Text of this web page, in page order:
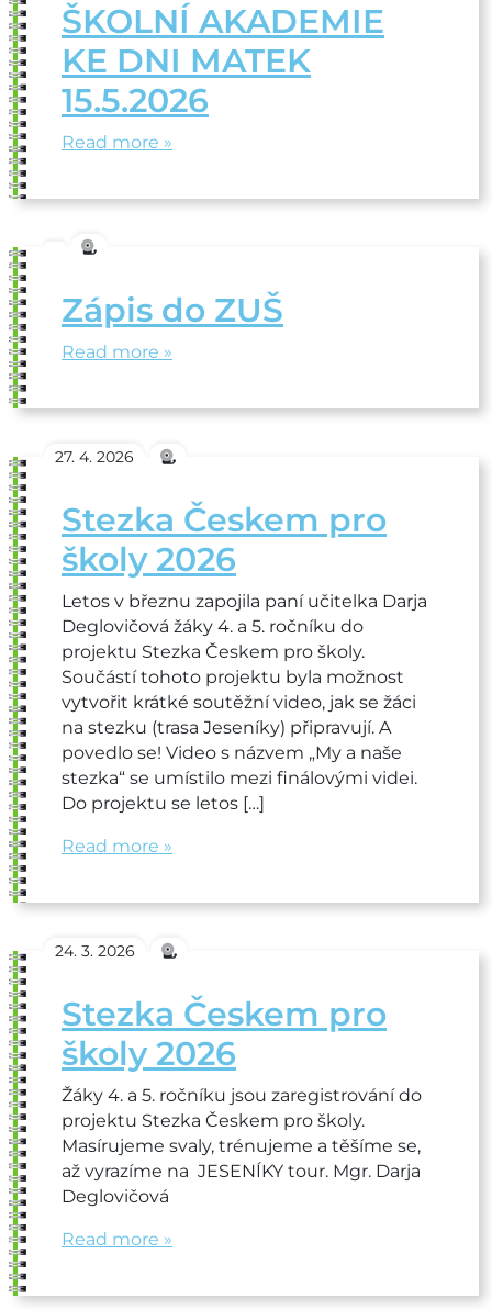
ŠKOLNÍ AKADEMIE
KE DNI MATEK
15.5.2026
Read more »
Zápis do ZUŠ
Read more »
27. 4. 2026
Stezka Českem pro
školy 2026
Letos v březnu zapojila paní učitelka Darja
Deglovičová žáky 4. a 5. ročníku do
projektu Stezka Českem pro školy.
Součástí tohoto projektu byla možnost
vytvořit krátké soutěžní video, jak se žáci
na stezku (trasa Jeseníky) připravují. A
povedlo se! Video s názvem „My a naše
stezka“ se umístilo mezi finálovými videi.
Do projektu se letos […]
Read more »
24. 3. 2026
Stezka Českem pro
školy 2026
Žáky 4. a 5. ročníku jsou zaregistrování do
projektu Stezka Českem pro školy.
Masírujeme svaly, trénujeme a těšíme se,
až vyrazíme na JESENÍKY tour. Mgr. Darja
Deglovičová
Read more »